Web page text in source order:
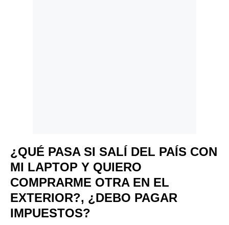
¿QUÉ PASA SI SALÍ DEL PAÍS CON
MI LAPTOP Y QUIERO
COMPRARME OTRA EN EL
EXTERIOR?, ¿DEBO PAGAR
IMPUESTOS?